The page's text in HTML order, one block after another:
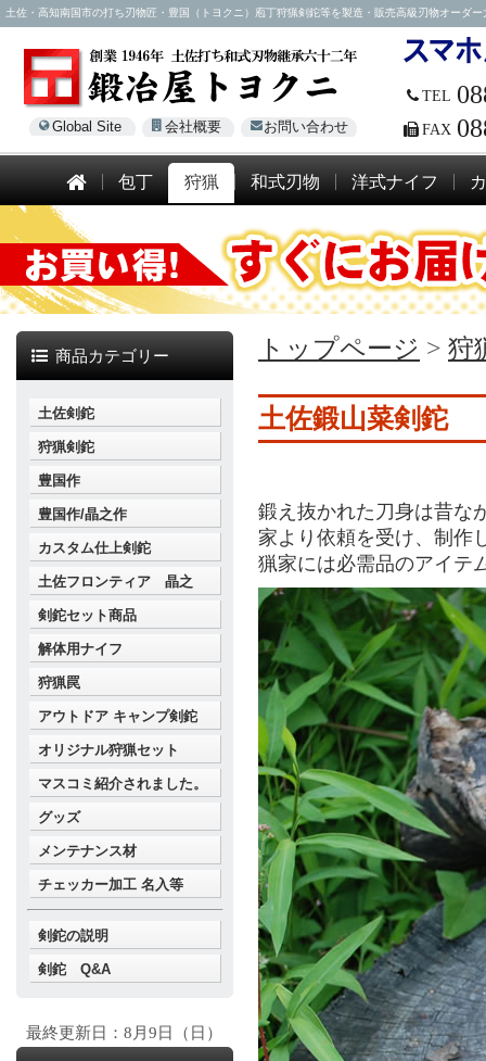
土佐・高知南国市の打ち刃物匠・豊国（トヨクニ）庖丁狩猟剣鉈等を製造・販売高級刃物オーダ
Global Site 会社概要 お問い合わせ
TEL
FAX
包丁 狩猟 和式刃物 洋式ナイフ
トップページ > 狩
土佐鍛山菜剣鉈
鍛え抜かれた刀身は昔な
家より依頼を受け、制作
猟家には必需品のアイテ
商品カテゴリー
土佐剣鉈
狩猟剣鉈
豊国作
豊国作/晶之作
カスタム仕上剣鉈
土佐フロンティア 晶之
剣鉈セット商品
解体用ナイフ
狩猟罠
アウトドア キャンプ剣鉈
オリジナル狩猟セット
マスコミ紹介されました。
グッズ
メンテナンス材
チェッカー加工 名入等
剣鉈の説明
剣鉈 Q&A
最終更新日：8月9日（日）